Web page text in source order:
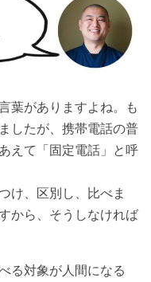
葉がありますよね。も
したが、携帯電話の普
えて「固定電話」と呼
け、区別し、比べま
から、そうしなければ
る対象が人間になる